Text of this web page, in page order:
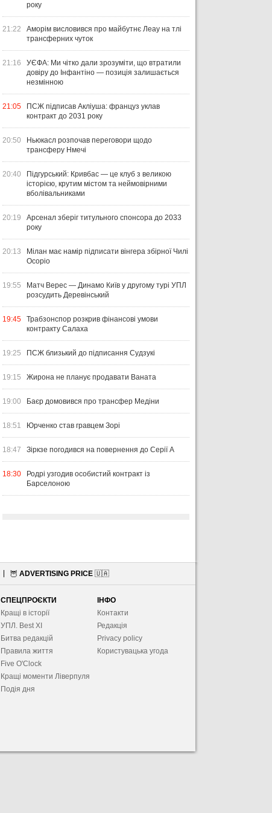
року
21:22
Аморім висловився про майбутнє Леау на тлі
трансферних чуток
21:16
УЄФА: Ми чітко дали зрозуміти, що втратили
довіру до Інфантіно — позиція залишається
незмінною
21:05
ПСЖ підписав Акліуша: француз уклав
контракт до 2031 року
20:50
Ньюкасл розпочав переговори щодо
трансферу Нмечі
20:40
Підгурський: Кривбас — це клуб з великою
історією, крутим містом та неймовірними
вболівальниками
20:19
Арсенал зберіг титульного спонсора до 2033
року
20:13
Мілан має намір підписати вінгера збірної Чилі
Осоріо
19:55
Матч Верес — Динамо Київ у другому турі УПЛ
розсудить Деревінський
19:45
Трабзонспор розкрив фінансові умови
контракту Салаха
19:25 ПСЖ близький до підписання Судзукі
19:15 Жирона не планує продавати Ваната
19:00 Баєр домовився про трансфер Медіни
18:51 Юрченко став гравцем Зорі
18:47 Зіркзе погодився на повернення до Серії А
18:30
Родрі узгодив особистий контракт із
Барселоною
🦉 ADVERTISING PRICE 🇺🇦
СПЕЦПРОЄКТИ
Кращі в історії
УПЛ. Best XІ
Битва редакцій
Правила життя
Five O'Clock
Кращі моменти Ліверпуля
Подія дня
ІНФО
Контакти
Редакція
Privacy policy
Користувацька угода